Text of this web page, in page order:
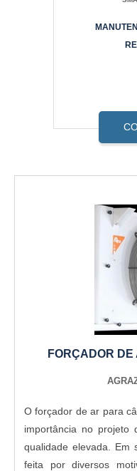
FORÇADOR
O forçador de ar para
importância no projeto
qualidade elevada. Em
feita por diversos